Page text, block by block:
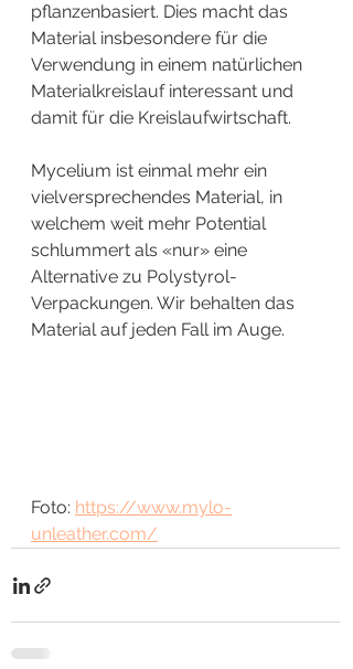
pflanzenbasiert. Dies macht das
Material insbesondere für die
Verwendung in einem natürlichen
Materialkreislauf interessant und
damit für die Kreislaufwirtschaft.
Mycelium ist einmal mehr ein
vielversprechendes Material, in
welchem weit mehr Potential
schlummert als «nur» eine
Alternative zu Polystyrol-
Verpackungen. Wir behalten das
Material auf jeden Fall im Auge.
Foto: https://www.mylo-
unleather.com/